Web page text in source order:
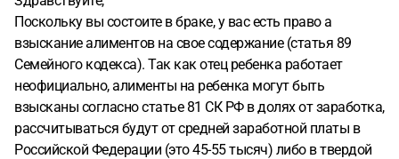
Поскольку вы состоите в браке, у вас есть право а
взыскание алиментов на свое содержание (статья 89
Семейного кодекса). Так как отец ребенка работает
неофициально, алименты на ребенка могут быть
взысканы согласно статье 81 СК РФ в долях от заработка,
рассчитываться будут от средней заработной платы в
Российской Федерации (это 45-55 тысяч) либо в твердой